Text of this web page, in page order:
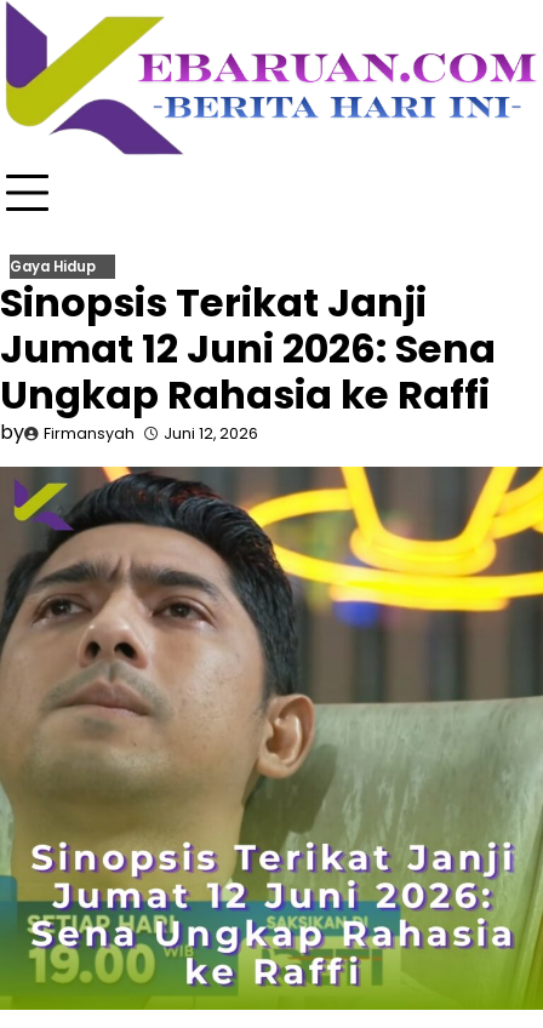
Skip
content
Gaya Hidup
Sinopsis Terikat Janji
Jumat 12 Juni 2026: Sena
Ungkap Rahasia ke Raffi
by Firmansyah Juni 12, 2026